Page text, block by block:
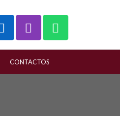
CONTACTOS